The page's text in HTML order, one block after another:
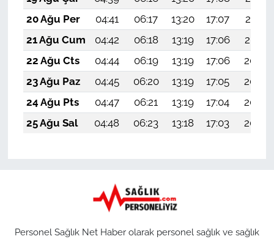
20 Ağu Per
04:41 06:17 13:20 17:07
20:12
21 Ağu Cum
04:42 06:18 13:19 17:06
20:10
22 Ağu Cts
04:44 06:19 13:19 17:06
20:09
23 Ağu Paz
04:45 06:20 13:19 17:05
20:07
24 Ağu Pts
04:47 06:21 13:19 17:04
20:06
25 Ağu Sal
04:48 06:23 13:18 17:03 20:04
Personel Sağlık Net Haber olarak personel sağlık ve sağlık